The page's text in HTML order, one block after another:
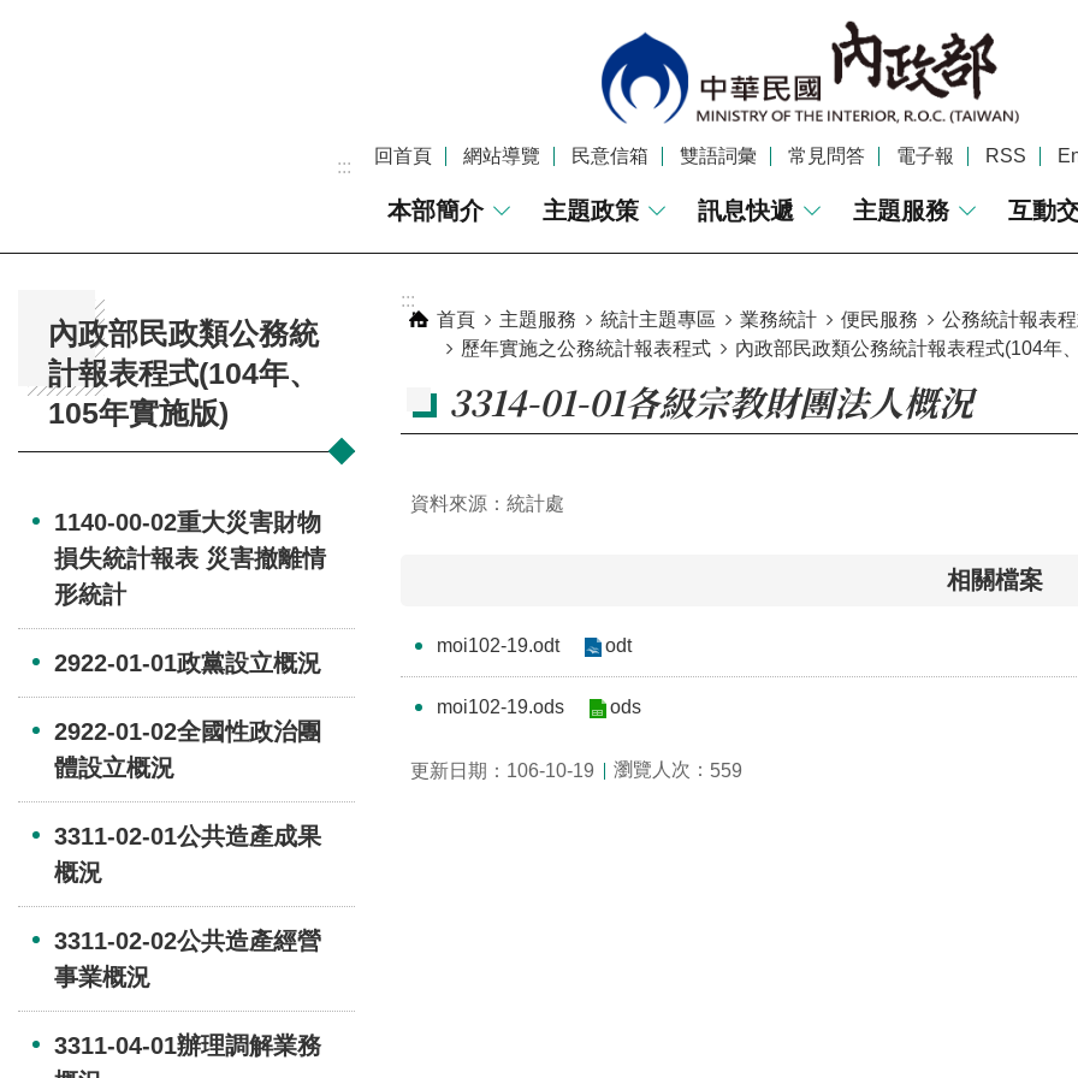
:::
回首頁 網站導覽 民意信箱 雙語詞彙 常見問答 電子報 RSS
本部簡介 主題政策 訊息快遞 主題服務 互動
內政部民政類公務統
計報表程式(104年、
105年實施版)
1140-00-02重大災害財物
損失統計報表 災害撤離情
形統計
2922-01-01政黨設立概況
2922-01-02全國性政治團
體設立概況
3311-02-01公共造產成果
概況
3311-02-02公共造產經營
事業概況
3311-04-01辦理調解業務
:::
首頁
主題服務 統計主題專區 業務統計 便民服務 公務統計報表
歷年實施之公務統計報表程式
內政部民政類公務統計報表程式(104年
3314-01-01各級宗教財團法人概況
資料來源：統計處
相關檔案
moi102-19.odt odt
moi102-19.ods ods
更新日期：106-10-19 瀏覽人次： 559